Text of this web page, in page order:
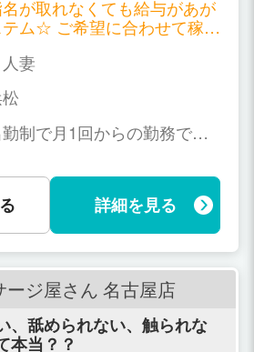
が取れなくても給与があが
ム☆ ご希望に合わせて稼げ
す！ ★コースバック
ス ￥10.000-~￥15.000- 75
~￥17.000- 90分コー
~￥19.000- 120分コース
23.000- 150分コース ￥22.
分コース ￥34.000-~￥39.
つき￥5,000-が追加されま
妻
制で月1回からの勤務でOK
詳細を見る
ージ屋さん 名古屋店
、舐められない、触られな
本当？？